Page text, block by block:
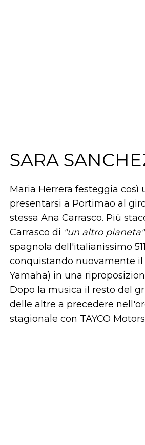
SARA
Maria Herrera festeggia così
presentarsi a Portimao al
stessa Ana Carrasco. Più
Carrasco di "un altro pianeta"
spagnola dell'italianissimo
conquistando nuovamente
Yamaha) in una
Dopo la musica il resto del
delle altre a precedere
stagionale con TAYCO